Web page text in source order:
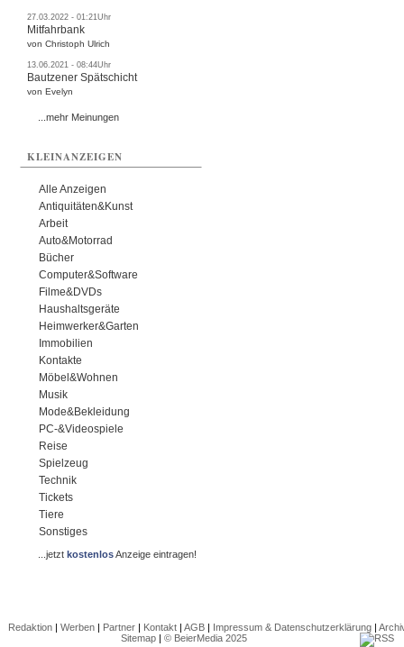
27.03.2022 - 01:21Uhr
Mitfahrbank
von Christoph Ulrich
13.06.2021 - 08:44Uhr
Bautzener Spätschicht
von Evelyn
...mehr Meinungen
KLEINANZEIGEN
Alle Anzeigen
Antiquitäten&Kunst
Arbeit
Auto&Motorrad
Bücher
Computer&Software
Filme&DVDs
Haushaltsgeräte
Heimwerker&Garten
Immobilien
Kontakte
Möbel&Wohnen
Musik
Mode&Bekleidung
PC-&Videospiele
Reise
Spielzeug
Technik
Tickets
Tiere
Sonstiges
...jetztkostenlosAnzeige eintragen!
Redaktion| Werben| Partner| Kontakt| AGB| Impressum & Datenschutzerklärung|
Sitemap| © BeierMedia 2025